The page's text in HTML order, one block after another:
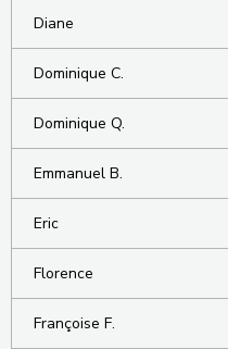
Diane
Dominique C.
Dominique Q.
Emmanuel B.
Eric
Florence
Françoise F.